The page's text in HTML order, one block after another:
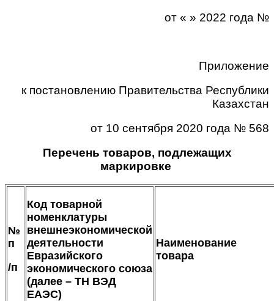
от « » 2022 года №
Приложение
к постановлению Правительства Республики
Казахстан
от 10 сентября 2020 года № 568
Перечень товаров, подлежащих
маркировке
№
п
/п
Код товарной
номенклатуры
внешнеэкономической
деятельности
Евразийского
экономического союза
(далее – ТН ВЭД
ЕАЭС)
Наименование
товара